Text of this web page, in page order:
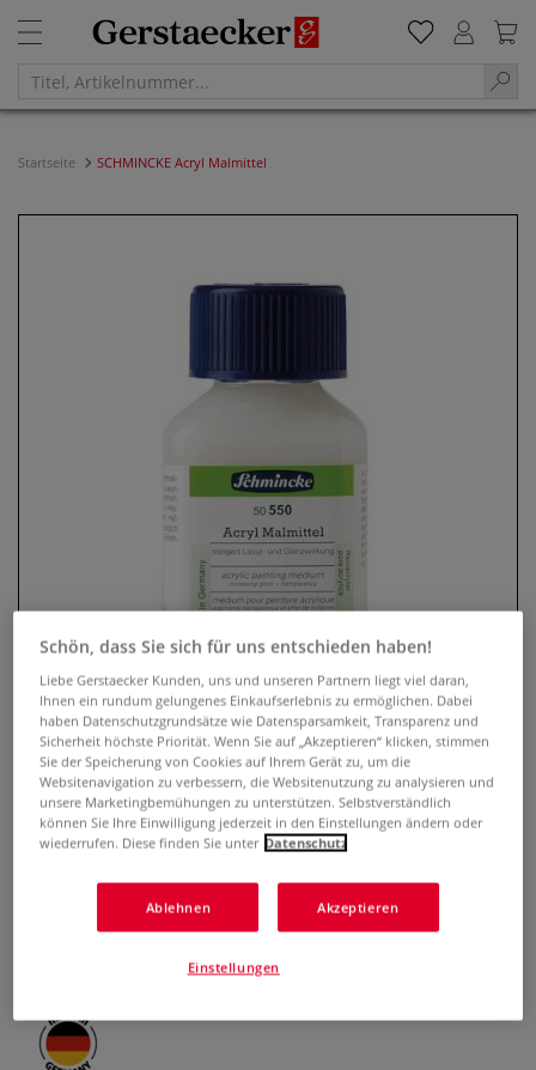
Startseite SCHMINCKE Acryl Malmittel
SCHMINCKE Acryl Malmittel
1 Bewertung
Schmincke Acryl Malmittel ist ein dünnflüssiges, klar
auftrocknendes Malmittel. Verbessert die Lasur und
Schön, dass Sie sich für uns entschieden haben!
Liebe Gerstaecker Kunden, uns und unseren Partnern liegt viel daran,
Ihnen ein rundum gelungenes Einkaufserlebnis zu ermöglichen. Dabei
haben Datenschutzgrundsätze wie Datensparsamkeit, Transparenz und
Sicherheit höchste Priorität. Wenn Sie auf „Akzeptieren“ klicken, stimmen
Sie der Speicherung von Cookies auf Ihrem Gerät zu, um die
Websitenavigation zu verbessern, die Websitenutzung zu analysieren und
unsere Marketingbemühungen zu unterstützen. Selbstverständlich
können Sie Ihre Einwilligung jederzeit in den Einstellungen ändern oder
wiederrufen. Diese finden Sie unter Datenschutz
Ablehnen Akzeptieren
Einstellungen